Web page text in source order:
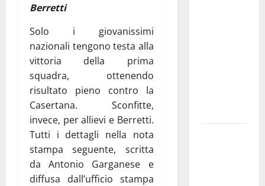
Berretti
Solo i giovanissimi
nazionali tengono testa alla
vittoria della prima
squadra, ottenendo
risultato pieno contro la
Casertana. Sconfitte,
invece, per allievi e Berretti.
Tutti i dettagli nella nota
stampa seguente, scritta
da Antonio Garganese e
diffusa dall’ufficio stampa